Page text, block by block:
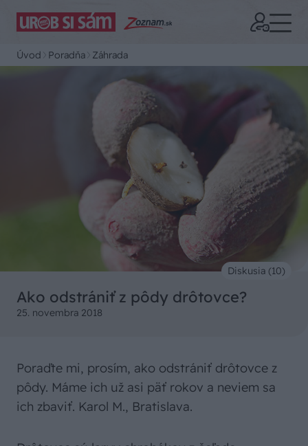
Úvod Poradňa Záhrada
Ako odstrániť z pôdy drôtovce?
25. novembra 2018
Diskusia (10)
Poraďte mi, prosím, ako odstrániť drôtovce z
pôdy. Máme ich už asi päť rokov a neviem sa
ich zbaviť. Karol M., Bratislava.